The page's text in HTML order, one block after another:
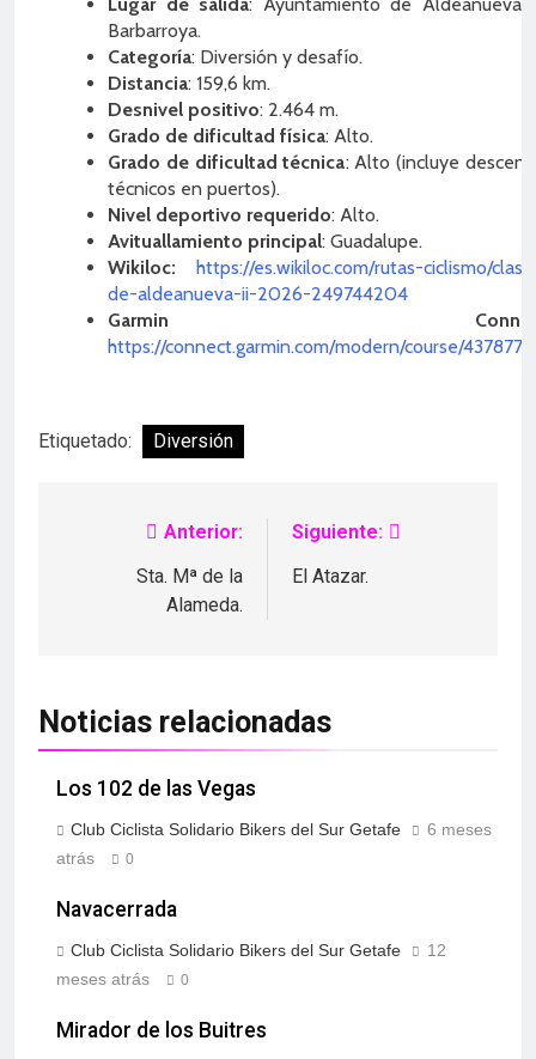
Barbarroya.
Categoría: Diversión y desafío.
Distancia: 159,6 km.
Desnivel positivo: 2.464 m.
Grado de dificultad física: Alto.
Grado de dificultad técnica: Alto (incluye
técnicos en puertos).
Nivel deportivo requerido: Alto.
Avituallamiento principal: Guadalupe.
Wikiloc: https://es.wikiloc.com/rutas-ciclismo/
de-aldeanueva-ii-2026-249744204
Garmin
https://connect.garmin.com/modern/course/
Etiquetado: Diversión
Anterior:
Sta. Mª de la
Alameda.
Siguiente:
El Atazar.
Noticias relacionadas
Los 102 de las Vegas
Club Ciclista Solidario Bikers del Sur Getafe
6 meses
atrás
0
Navacerrada
Club Ciclista Solidario Bikers del Sur Getafe
12
meses atrás
0
Mirador de los Buitres